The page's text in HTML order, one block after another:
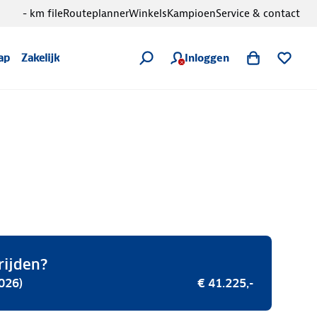
Zakelijk Inloggen
- km fileRouteplannerWinkelsKampioenService & contact
€ 41.225,-